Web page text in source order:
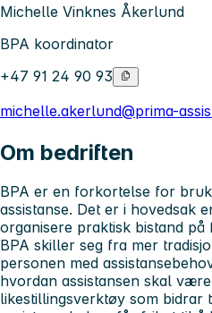
Michelle Vinknes Åkerlund
BPA koordinator
+47 91 24 90 93
michelle.akerlund@prima-
Om bedriften
BPA er en forkortelse for
assistanse. Det er i hovedsak
organisere praktisk bistand
BPA skiller seg fra mer
personen med
hvordan assistansen skal
likestillingsverktøy som bidrar